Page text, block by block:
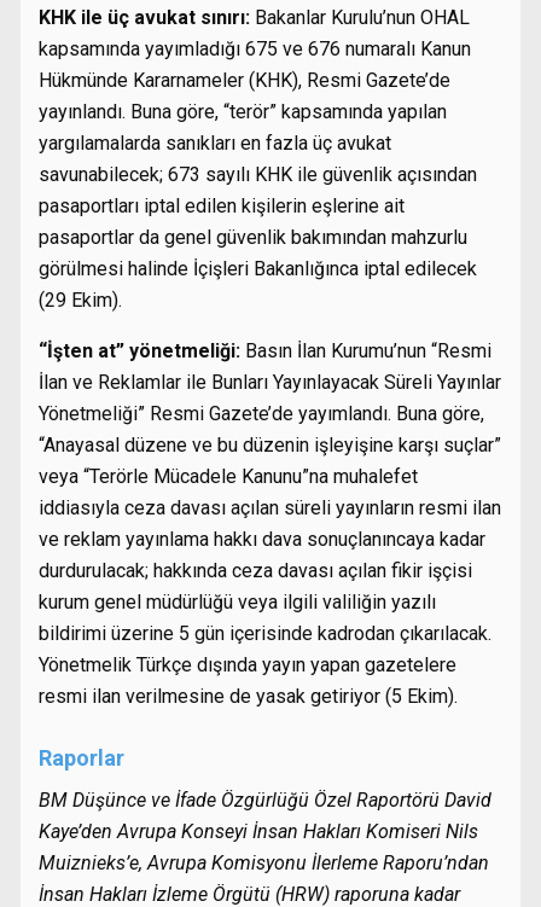
KHK ile üç avukat sınırı: Bakanlar Kurulu’nun OHAL
kapsamında yayımladığı 675 ve 676 numaralı Kanun
Hükmünde Kararnameler (KHK), Resmi Gazete’de
yayınlandı. Buna göre, “terör” kapsamında yapılan
yargılamalarda sanıkları en fazla üç avukat
savunabilecek; 673 sayılı KHK ile güvenlik açısından
pasaportları iptal edilen kişilerin eşlerine ait
pasaportlar da genel güvenlik bakımından mahzurlu
görülmesi halinde İçişleri Bakanlığınca iptal edilecek
(29 Ekim).
“İşten at” yönetmeliği: Basın İlan Kurumu’nun “Resmi
İlan ve Reklamlar ile Bunları Yayınlayacak Süreli Yayınlar
Yönetmeliği” Resmi Gazete’de yayımlandı. Buna göre,
“Anayasal düzene ve bu düzenin işleyişine karşı suçlar”
veya “Terörle Mücadele Kanunu”na muhalefet
iddiasıyla ceza davası açılan süreli yayınların resmi ilan
ve reklam yayınlama hakkı dava sonuçlanıncaya kadar
durdurulacak; hakkında ceza davası açılan fikir işçisi
kurum genel müdürlüğü veya ilgili valiliğin yazılı
bildirimi üzerine 5 gün içerisinde kadrodan çıkarılacak.
Yönetmelik Türkçe dışında yayın yapan gazetelere
resmi ilan verilmesine de yasak getiriyor (5 Ekim).
Raporlar
BM Düşünce ve İfade Özgürlüğü Özel Raportörü David
Kaye’den Avrupa Konseyi İnsan Hakları Komiseri Nils
Muiznieks’e, Avrupa Komisyonu İlerleme Raporu’ndan
İnsan Hakları İzleme Örgütü (HRW) raporuna kadar